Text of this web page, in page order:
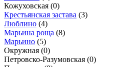
Кожуховская (0)
Крестьянская застава (3)
Люблино (4)
Марьина роща (8)
Марьино (5)
Окружная (0)
Петровско-Разумовская (0)